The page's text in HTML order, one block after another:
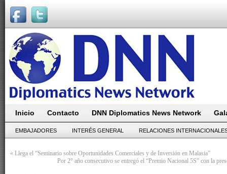
Inicio Contacto DNN Diplomatics News Network
EMBAJADORES INTERÉS GENERAL RELACIONES
« Llega el “Seminario sobre Oportunidades Comerciales y de Inversión en Malasia”
Por 2° año consecutivo se entregó el “Premio Nacional 5S” con la